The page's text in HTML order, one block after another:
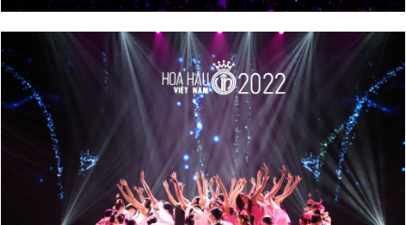
© 2003-2026 Bản quyền thuộc về Báo Thanh Niên. Cấm sao
chép dưới mọi hình thức nếu không có sự chấp thuận bằng văn
bản. Phát triển bởi ePi Technologies, JSC.